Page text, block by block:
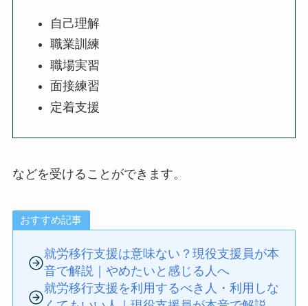
自己理解
職業訓練
職場実習
面接練習
定着支援
などを受けることができます。
おすすめ記事
就労移行支援は意味ない？現役支援員が本
音で解説｜やめたいと感じる人へ
就労移行支援を利用するべき人・利用しな